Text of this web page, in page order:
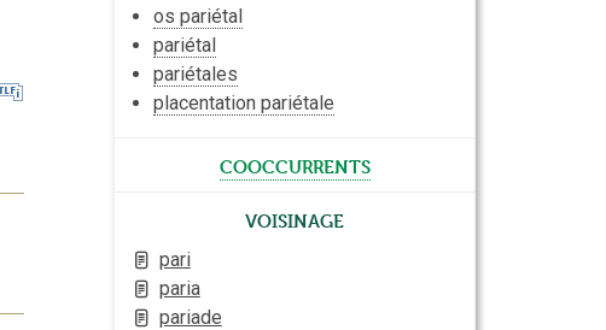
os pariétal
pariétal
pariétales
placentation pariétale
cooccurrents
Voisinage
pari
paria
pariade